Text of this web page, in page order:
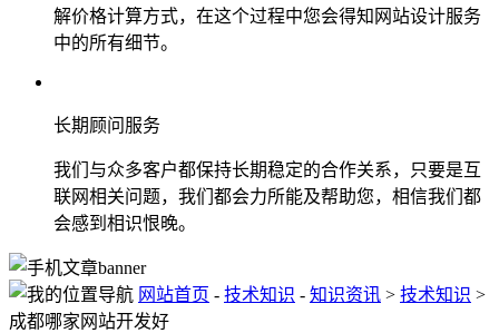
解价格计算方式，在这个过程中您会得知网站设计服务
中的所有细节。
长期顾问服务
我们与众多客户都保持长期稳定的合作关系，只要是互
联网相关问题，我们都会力所能及帮助您，相信我们都
会感到相识恨晚。
网站首页 - 技术知识 - 知识资讯 > 技术知识 >
成都哪家网站开发好